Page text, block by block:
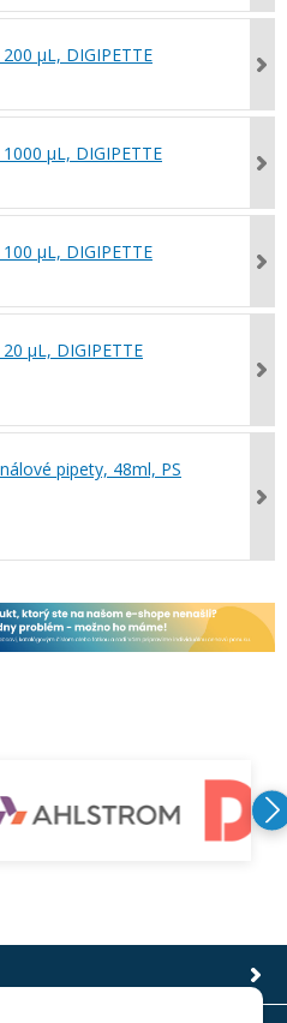
µL, DIGIPETTE
µL, DIGIPETTE
µL, DIGIPETTE
µL, DIGIPETTE
pipety, 48ml, PS